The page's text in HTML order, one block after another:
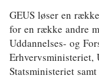
GEUS løser en
for en række andre
Uddannelses- og
Erhvervsministeriet,
Statsministeriet